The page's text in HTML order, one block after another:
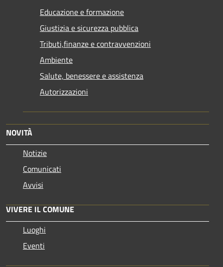
Educazione e formazione
Giustizia e sicurezza pubblica
Tributi,finanze e contravvenzioni
Ambiente
Salute, benessere e assistenza
Autorizzazioni
NOVITÀ
Notizie
Comunicati
Avvisi
VIVERE IL COMUNE
Luoghi
Eventi